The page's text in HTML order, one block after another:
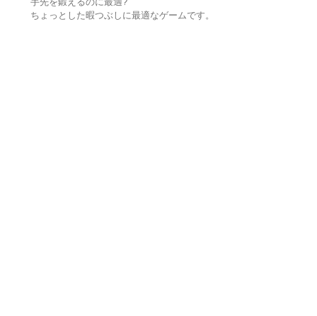
ちょっとした暇つぶしに最適なゲームです。